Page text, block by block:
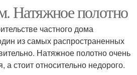
Натяжное полотно
частного дома
из самых распространенных
Натяжное полотно очень
а стоит относительно недорого.